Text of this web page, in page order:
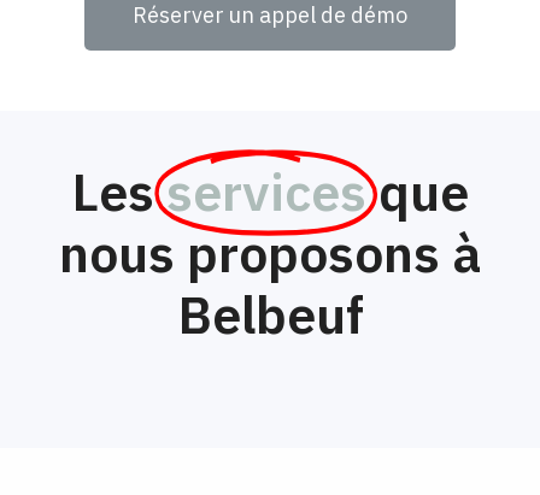
Réserver un appel de démo
Lesservices que
nous proposons à
Belbeuf